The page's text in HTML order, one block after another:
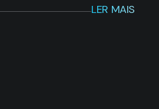
LER MAIS